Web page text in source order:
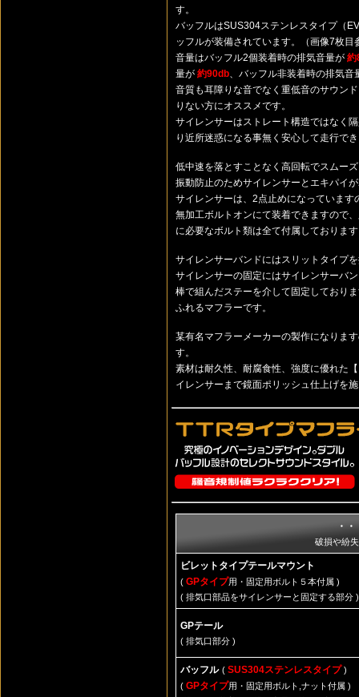
す。
バッフルはSUS304ステンレスタイプ（
ッフルが装備されています。（画像7枚目
音量はバッフル2個装着時の排気音量が 約
量が 約90db、バッフル非装着時の排気音
音質も耳障りな音でなく重低音のサウン
りない方にオススメです。
サイレンサーはストレート構造ではなく
り近所迷惑になる事無く安心して走行で
低中速を落とすことなく高回転でスムー
振動防止のためサイレンサーとエキパイ
サイレンサーは、2点止めになっていま
無加工ボルトオンにて装着できますので
に必要なボルト類は全て付属しておりま
サイレンサーバンドにはスリットタイプ
サイレンサーの固定にはサイレンサーバ
棒で組んだステーを介して固定しており
ふれるマフラーです。
某有名マフラーメーカーの製作になりま
す。
素材は耐久性、耐腐食性、強度に優れた
イレンサーまで鏡面ポリッシュ仕上げを
・
破損や紛
ビレットタイプテールマウント
( GPタイプ用・固定用ボルト５本付属 )
( 排気口部品をサイレンサーと固定する部分 )
GPテール
( 排気口部分 )
バッフル ( SUS304ステンレスタイプ)
( GPタイプ用・固定用ボルト,ナット付属 )